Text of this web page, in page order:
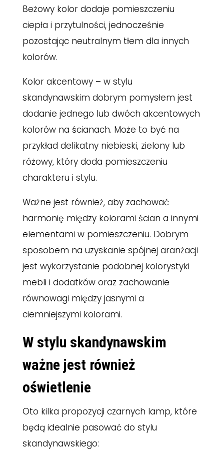
Beżowy kolor dodaje pomieszczeniu
ciepła i przytulności, jednocześnie
pozostając neutralnym tłem dla innych
kolorów.
Kolor akcentowy – w stylu
skandynawskim dobrym pomysłem jest
dodanie jednego lub dwóch akcentowych
kolorów na ścianach. Może to być na
przykład delikatny niebieski, zielony lub
różowy, który doda pomieszczeniu
charakteru i stylu.
Ważne jest również, aby zachować
harmonię między kolorami ścian a innymi
elementami w pomieszczeniu. Dobrym
sposobem na uzyskanie spójnej aranżacji
jest wykorzystanie podobnej kolorystyki
mebli i dodatków oraz zachowanie
równowagi między jasnymi a
ciemniejszymi kolorami.
W stylu skandynawskim
ważne jest również
oświetlenie
Oto kilka propozycji czarnych lamp, które
będą idealnie pasować do stylu
skandynawskiego: